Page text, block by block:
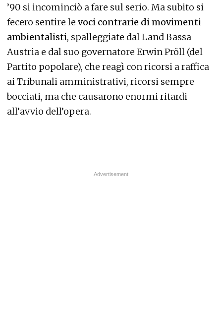
’90 si incominciò a fare sul serio. Ma subito si
fecero sentire le voci contrarie di movimenti
ambientalisti, spalleggiate dal Land Bassa
Austria e dal suo governatore Erwin Pröll (del
Partito popolare), che reagì con ricorsi a raffica
ai Tribunali amministrativi, ricorsi sempre
bocciati, ma che causarono enormi ritardi
all’avvio dell’opera.